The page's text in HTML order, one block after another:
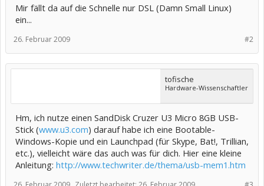
Mir fällt da auf die Schnelle nur DSL (Damn Small Linux)
ein...
#2
26. Februar 2009
tofische
Hardware-Wissenschaftler
Hm, ich nutze einen SandDisk Cruzer U3 Micro 8GB USB-
Stick (www.u3.com) darauf habe ich eine Bootable-
Windows-Kopie und ein Launchpad (für Skype, Bat!, Trillian,
etc.), vielleicht wäre das auch was für dich. Hier eine kleine
Anleitung: http://www.techwriter.de/thema/usb-mem1.htm